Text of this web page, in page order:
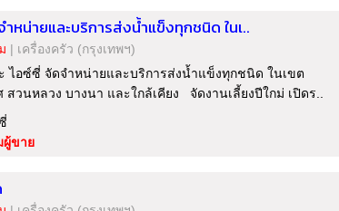
ำหน่ายและบริการส่งน้ำแข็งทุกชนิด ในเ..
| เครื่องครัว (กรุงเทพฯ)
ไอซ์ซี่ จัดจำหน่ายและบริการส่งน้ำแข็งทุกชนิด ในเขต
สวนหลวง บางนา และใกล้เคียง จัดงานเลี้ยงปีใกม่ เปิดร..
ผู้ขาย